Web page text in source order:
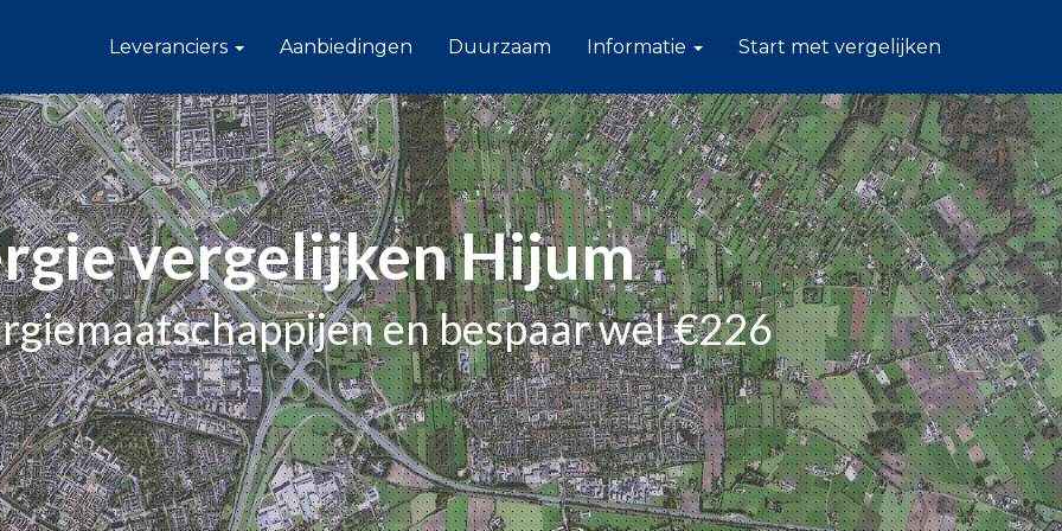
Leveranciers Aanbiedingen Duurzaam Informatie Start met vergelijken
vergelijken Hijum
en bespaar wel €226